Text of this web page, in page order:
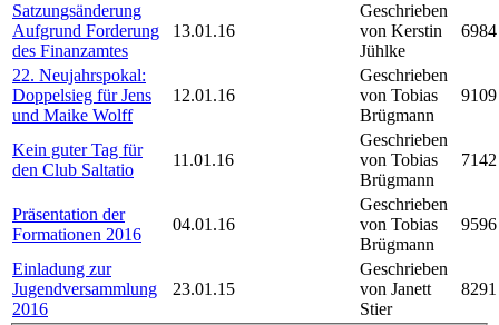
Satzungsänderung
Aufgrund Forderung
des Finanzamtes
13.01.16
Geschrieben
von Kerstin
Jühlke
6984
22. Neujahrspokal:
Doppelsieg für Jens
und Maike Wolff
12.01.16
Geschrieben
von Tobias
Brügmann
9109
Kein guter Tag für
den Club Saltatio
11.01.16
Geschrieben
von Tobias
Brügmann
7142
Präsentation der
Formationen 2016
04.01.16
Geschrieben
von Tobias
Brügmann
9596
Einladung zur
Jugendversammlung
2016
23.01.15
Geschrieben
von Janett
Stier
8291